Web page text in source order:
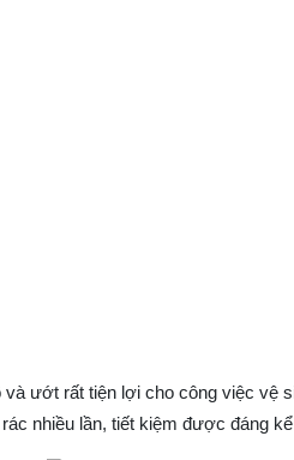
ướt rất tiện lợi cho công việc vệ
nhiều lần, tiết kiệm được đáng